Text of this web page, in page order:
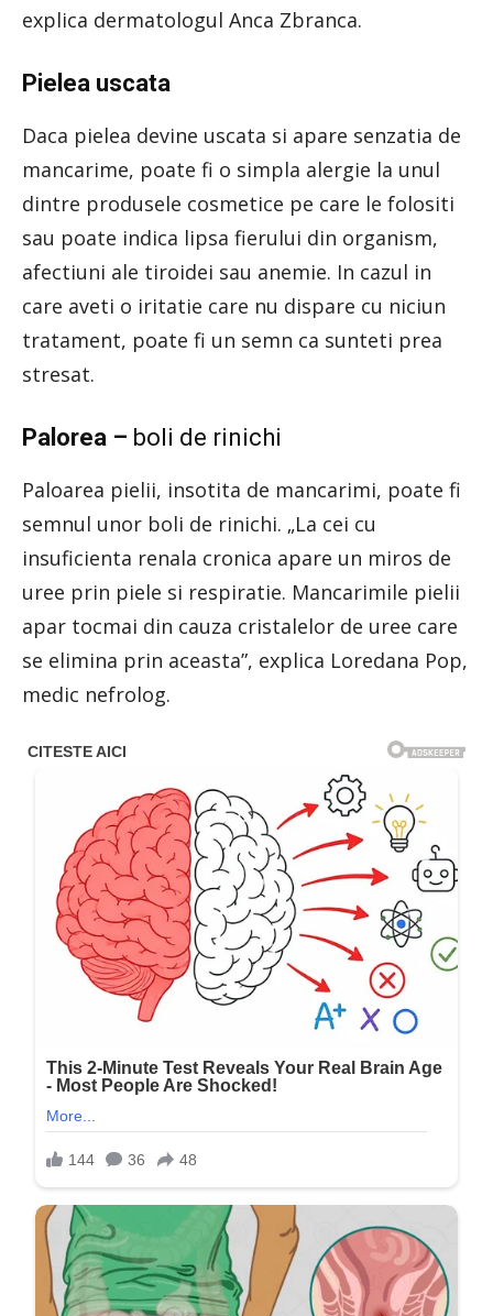
explica dermatologul Anca Zbranca.
Pielea uscata
Daca pielea devine uscata si apare senzatia de
mancarime, poate fi o simpla alergie la unul
dintre produsele cosmetice pe care le folositi
sau poate indica lipsa fierului din organism,
afectiuni ale tiroidei sau anemie. In cazul in
care aveti o iritatie care nu dispare cu niciun
tratament, poate fi un semn ca sunteti prea
stresat.
Palorea – boli de rinichi
Paloarea pielii, insotita de mancarimi, poate fi
semnul unor boli de rinichi. „La cei cu
insuficienta renala cronica apare un miros de
uree prin piele si respiratie. Mancarimile pielii
apar tocmai din cauza cristalelor de uree care
se elimina prin aceasta”, explica Loredana Pop,
medic nefrolog.